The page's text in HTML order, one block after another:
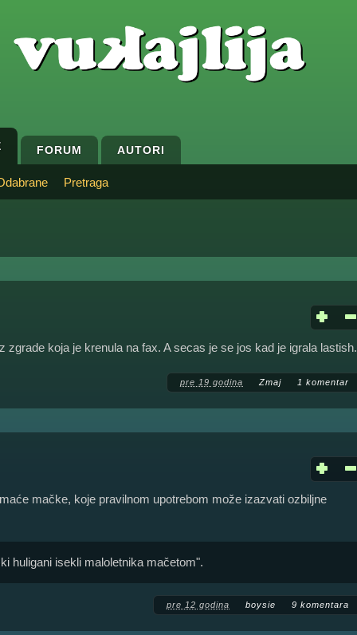
FORUM AUTORI
Pretraga
zgrade koja je krenula na fax. A secas je se jos kad je igrala lastish.
pre 19 godina Zmaj 1 komentar
mačke, koje pravilnom upotrebom može izazvati ozbiljne
huligani isekli maloletnika mačetom".
pre 12 godina boysie 9 komentara